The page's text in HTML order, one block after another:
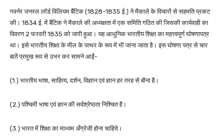
गवर्नर जनरल लॉर्ड विलियम बैंटिक (1828-1835 ई.) ने मैकाले के विचारों से सहमति प्रकट
की। 1834 ई. में बैंटिक ने मैकाले की अध्यक्षता में एक समिति गठित की जिसकी कार्यवाही का
विवरण 2 फरवरी 1835 को जारी हुआ। यह आधुनिक भारतीय शिक्षा का महत्त्वपूर्ण घोषणापत्र
था। इसे भारतीय शिक्षा के मील के पत्थर के रूप में भी जाना जाता है। इस घोषणा पत्र से चार
बातें प्रमुख रूप से उभर कर सामने आईं-
(1.) भारतीय भाषा, साहित्य, दर्शन, विज्ञान एवं ज्ञान हर तरह से बौना है।
(2.) पश्चिमी भाषा एवं ज्ञान की सर्वश्रेष्ठता निश्चित है।
(3.) भारत में शिक्षा का माध्यम अँग्रेजी होना चाहिये।